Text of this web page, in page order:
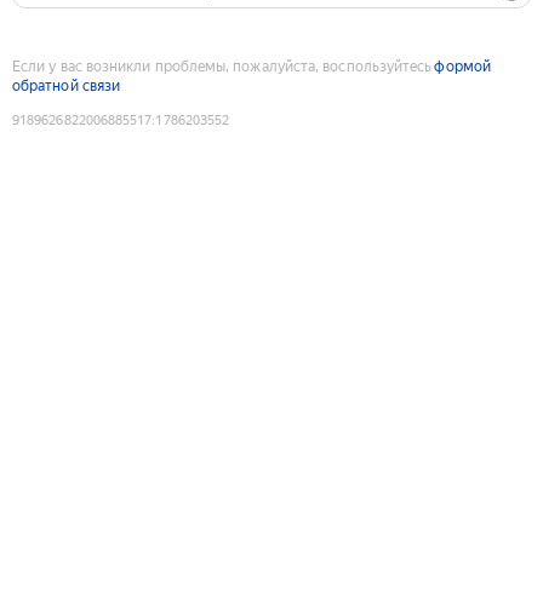
Если у вас возникли проблемы, пожалуйста, воспользуйтесьформой
обратной связи
9189626822006885517:1786203552